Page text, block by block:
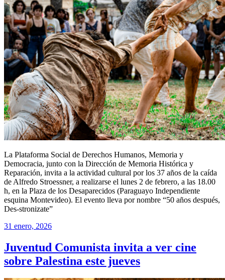
La Plataforma Social de Derechos Humanos, Memoria y
Democracia, junto con la Dirección de Memoria Histórica y
Reparación, invita a la actividad cultural por los 37 años de la caída
de Alfredo Stroessner, a realizarse el lunes 2 de febrero, a las 18.00
h, en la Plaza de los Desaparecidos (Paraguayo Independiente
esquina Montevideo). El evento lleva por nombre “50 años después,
Des-stronizate”
31 enero, 2026
Juventud Comunista invita a ver cine
sobre Palestina este jueves